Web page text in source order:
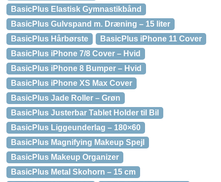
BasicPlus Elastisk Gymnastikbånd
BasicPlus Gulvspand m. Dræning – 15 liter
BasicPlus Hårbørste
BasicPlus iPhone 11 Cover
BasicPlus iPhone 7/8 Cover – Hvid
BasicPlus iPhone 8 Bumper – Hvid
BasicPlus iPhone XS Max Cover
BasicPlus Jade Roller – Grøn
BasicPlus Justerbar Tablet Holder til Bil
BasicPlus Liggeunderlag – 180×60
BasicPlus Magnifying Makeup Spejl
BasicPlus Makeup Organizer
BasicPlus Metal Skohorn – 15 cm